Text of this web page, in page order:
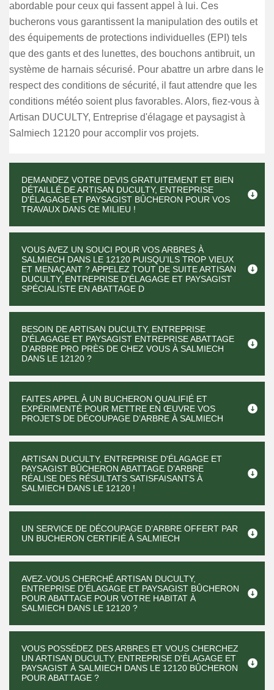
abordable pour ceux qui fassent appel à lui. Ces
bucherons vous garantissent la manipulation des outils et
des équipements de protections individuelles (EPI) tels
que des gants et des lunettes, des bouchons antibruit, un
système de harnais sécurisé. Pour abattre un arbre dans le
respect des conditions de sécurité, il faut attendre que les
conditions météo soient plus favorables. Alors, fiez-vous à
Artisan DUCULTY, Entreprise d'élagage et paysagist à
Salmiech 12120 pour accomplir vos projets.
DEMANDEZ VOTRE DEVIS GRATUITEMENT ET BIEN
DÉTAILLÉ DE ARTISAN DUCULTY, ENTREPRISE
D'ÉLAGAGE ET PAYSAGIST BÛCHERON POUR VOS
TRAVAUX DANS CE MILIEU !
VOUS AVEZ UN SOUCI POUR VOS ARBRES À
SALMIECH DANS LE 12120 PUISQU’ILS TROP VIEUX
ET MENAÇANT ? APPELEZ TOUT DE SUITE ARTISAN
DUCULTY, ENTREPRISE D'ÉLAGAGE ET PAYSAGIST
SPÉCIALISTE EN ABATTAGE D
BESOIN DE ARTISAN DUCULTY, ENTREPRISE
D'ÉLAGAGE ET PAYSAGIST ENTREPRISE ABATTAGE
D’ARBRE PRO PRÈS DE CHEZ VOUS À SALMIECH
DANS LE 12120 ?
FAITES APPEL À UN BUCHERON QUALIFIÉ ET
EXPÉRIMENTÉ POUR METTRE EN ŒUVRE VOS
PROJETS DE DÉCOUPAGE D’ARBRE À SALMIECH
ARTISAN DUCULTY, ENTREPRISE D'ÉLAGAGE ET
PAYSAGIST BÛCHERON ABATTAGE D’ARBRE
RÉALISE DES RÉSULTATS SATISFAISANTS À
SALMIECH DANS LE 12120 !
UN SERVICE DE DÉCOUPAGE D’ARBRE OFFERT PAR
UN BUCHERON CERTIFIÉ À SALMIECH
AVEZ-VOUS CHERCHÉ ARTISAN DUCULTY,
ENTREPRISE D'ÉLAGAGE ET PAYSAGIST BÛCHERON
POUR ABATTAGE POUR VOTRE HABITAT À
SALMIECH DANS LE 12120 ?
VOUS POSSÉDEZ DES ARBRES ET VOUS CHERCHEZ
UN ARTISAN DUCULTY, ENTREPRISE D'ÉLAGAGE ET
PAYSAGIST À SALMIECH DANS LE 12120 BÛCHERON
POUR ABATTAGE ?